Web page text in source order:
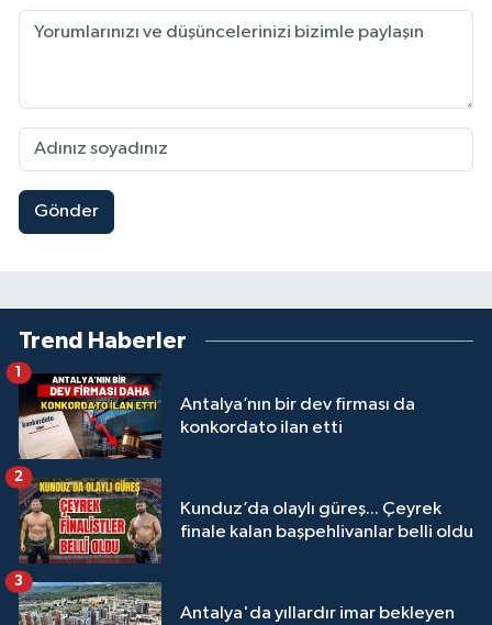
Gönder
Trend Haberler
Antalya’nın bir dev firması da
konkordato ilan etti
1
Kunduz’da olaylı güreş... Çeyrek
finale kalan başpehlivanlar belli oldu
2
Antalya'da yıllardır imar bekleyen
3